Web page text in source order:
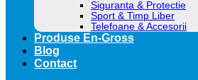
Siguranta & Protectie
Sport & Timp Liber
Telefoane & Accesorii
Produse En-Gross
Blog
Contact